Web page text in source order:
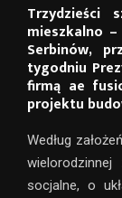
Trzydzieści
mieszkalno
Serbinów,
tygodniu
firmą ae
projektu
Według
socjalne, o